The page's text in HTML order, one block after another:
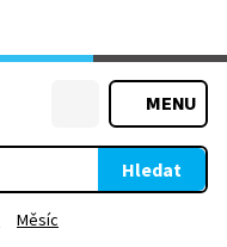
MENU
Hledat
Měsíc